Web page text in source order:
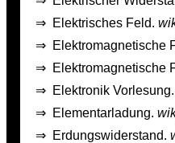
⇒ Elektrisches Feld.
⇒ Elektromagnetische
⇒ Elektromagnetische
⇒ Elektronik Vorlesung.
⇒ Elementarladung.
⇒ Erdungswiderstand.